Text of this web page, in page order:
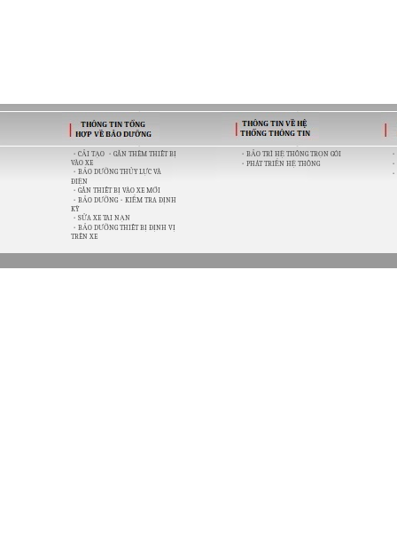
・CẢI TẠO ・GẮN THÊM THIẾT BỊ
VÀO XE
・BẢO DƯỠNG THỦY LỰC VÀ
ĐIỆN
・GẮN THIẾT BỊ VÀO XE MỚI
・BẢO DƯỠNG・KIỂM TRA ĐỊNH
KỲ
・SỬA XE TAI NẠN
・BẢO DƯỠNG THIẾT BỊ ĐỊNH VỊ
TRÊN XE
・BẢO TRÌ HỆ THỐNG TRỌN GÓI
・PHÁT TRIỂN HỆ THỐNG